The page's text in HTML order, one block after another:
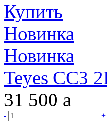
Купить
Новинка
Новинка
Teyes CC3
31 500 a
- +